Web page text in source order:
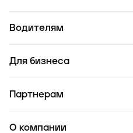
Водителям
Для бизнеса
Партнерам
О компании